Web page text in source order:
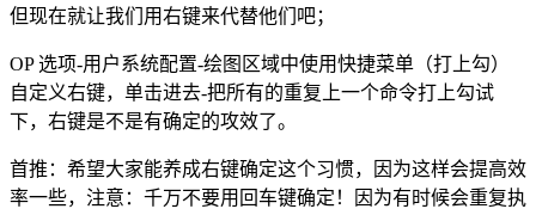
但现在就让我们用右键来代替他们吧；
OP 选项-用户系统配置-绘图区域中使用快捷菜单（打上勾）
自定义右键，单击进去-把所有的重复上一个命令打上勾试
下，右键是不是有确定的攻效了。
首推：希望大家能养成右键确定这个习惯，因为这样会提高效
率一些，注意：千万不要用回车键确定！因为有时候会重复执